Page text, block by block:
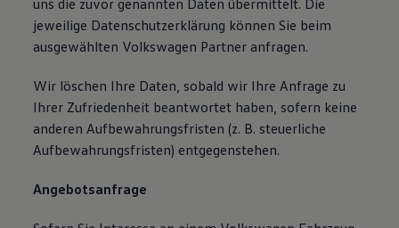
uns die zuvor genannten Daten übermittelt. Die
jeweilige Datenschutzerklärung können Sie beim
ausgewählten Volkswagen Partner anfragen.
Wir löschen Ihre Daten, sobald wir Ihre Anfrage zu
Ihrer Zufriedenheit beantwortet haben, sofern keine
anderen Aufbewahrungsfristen (z. B. steuerliche
Aufbewahrungsfristen) entgegenstehen.
Angebotsanfrage